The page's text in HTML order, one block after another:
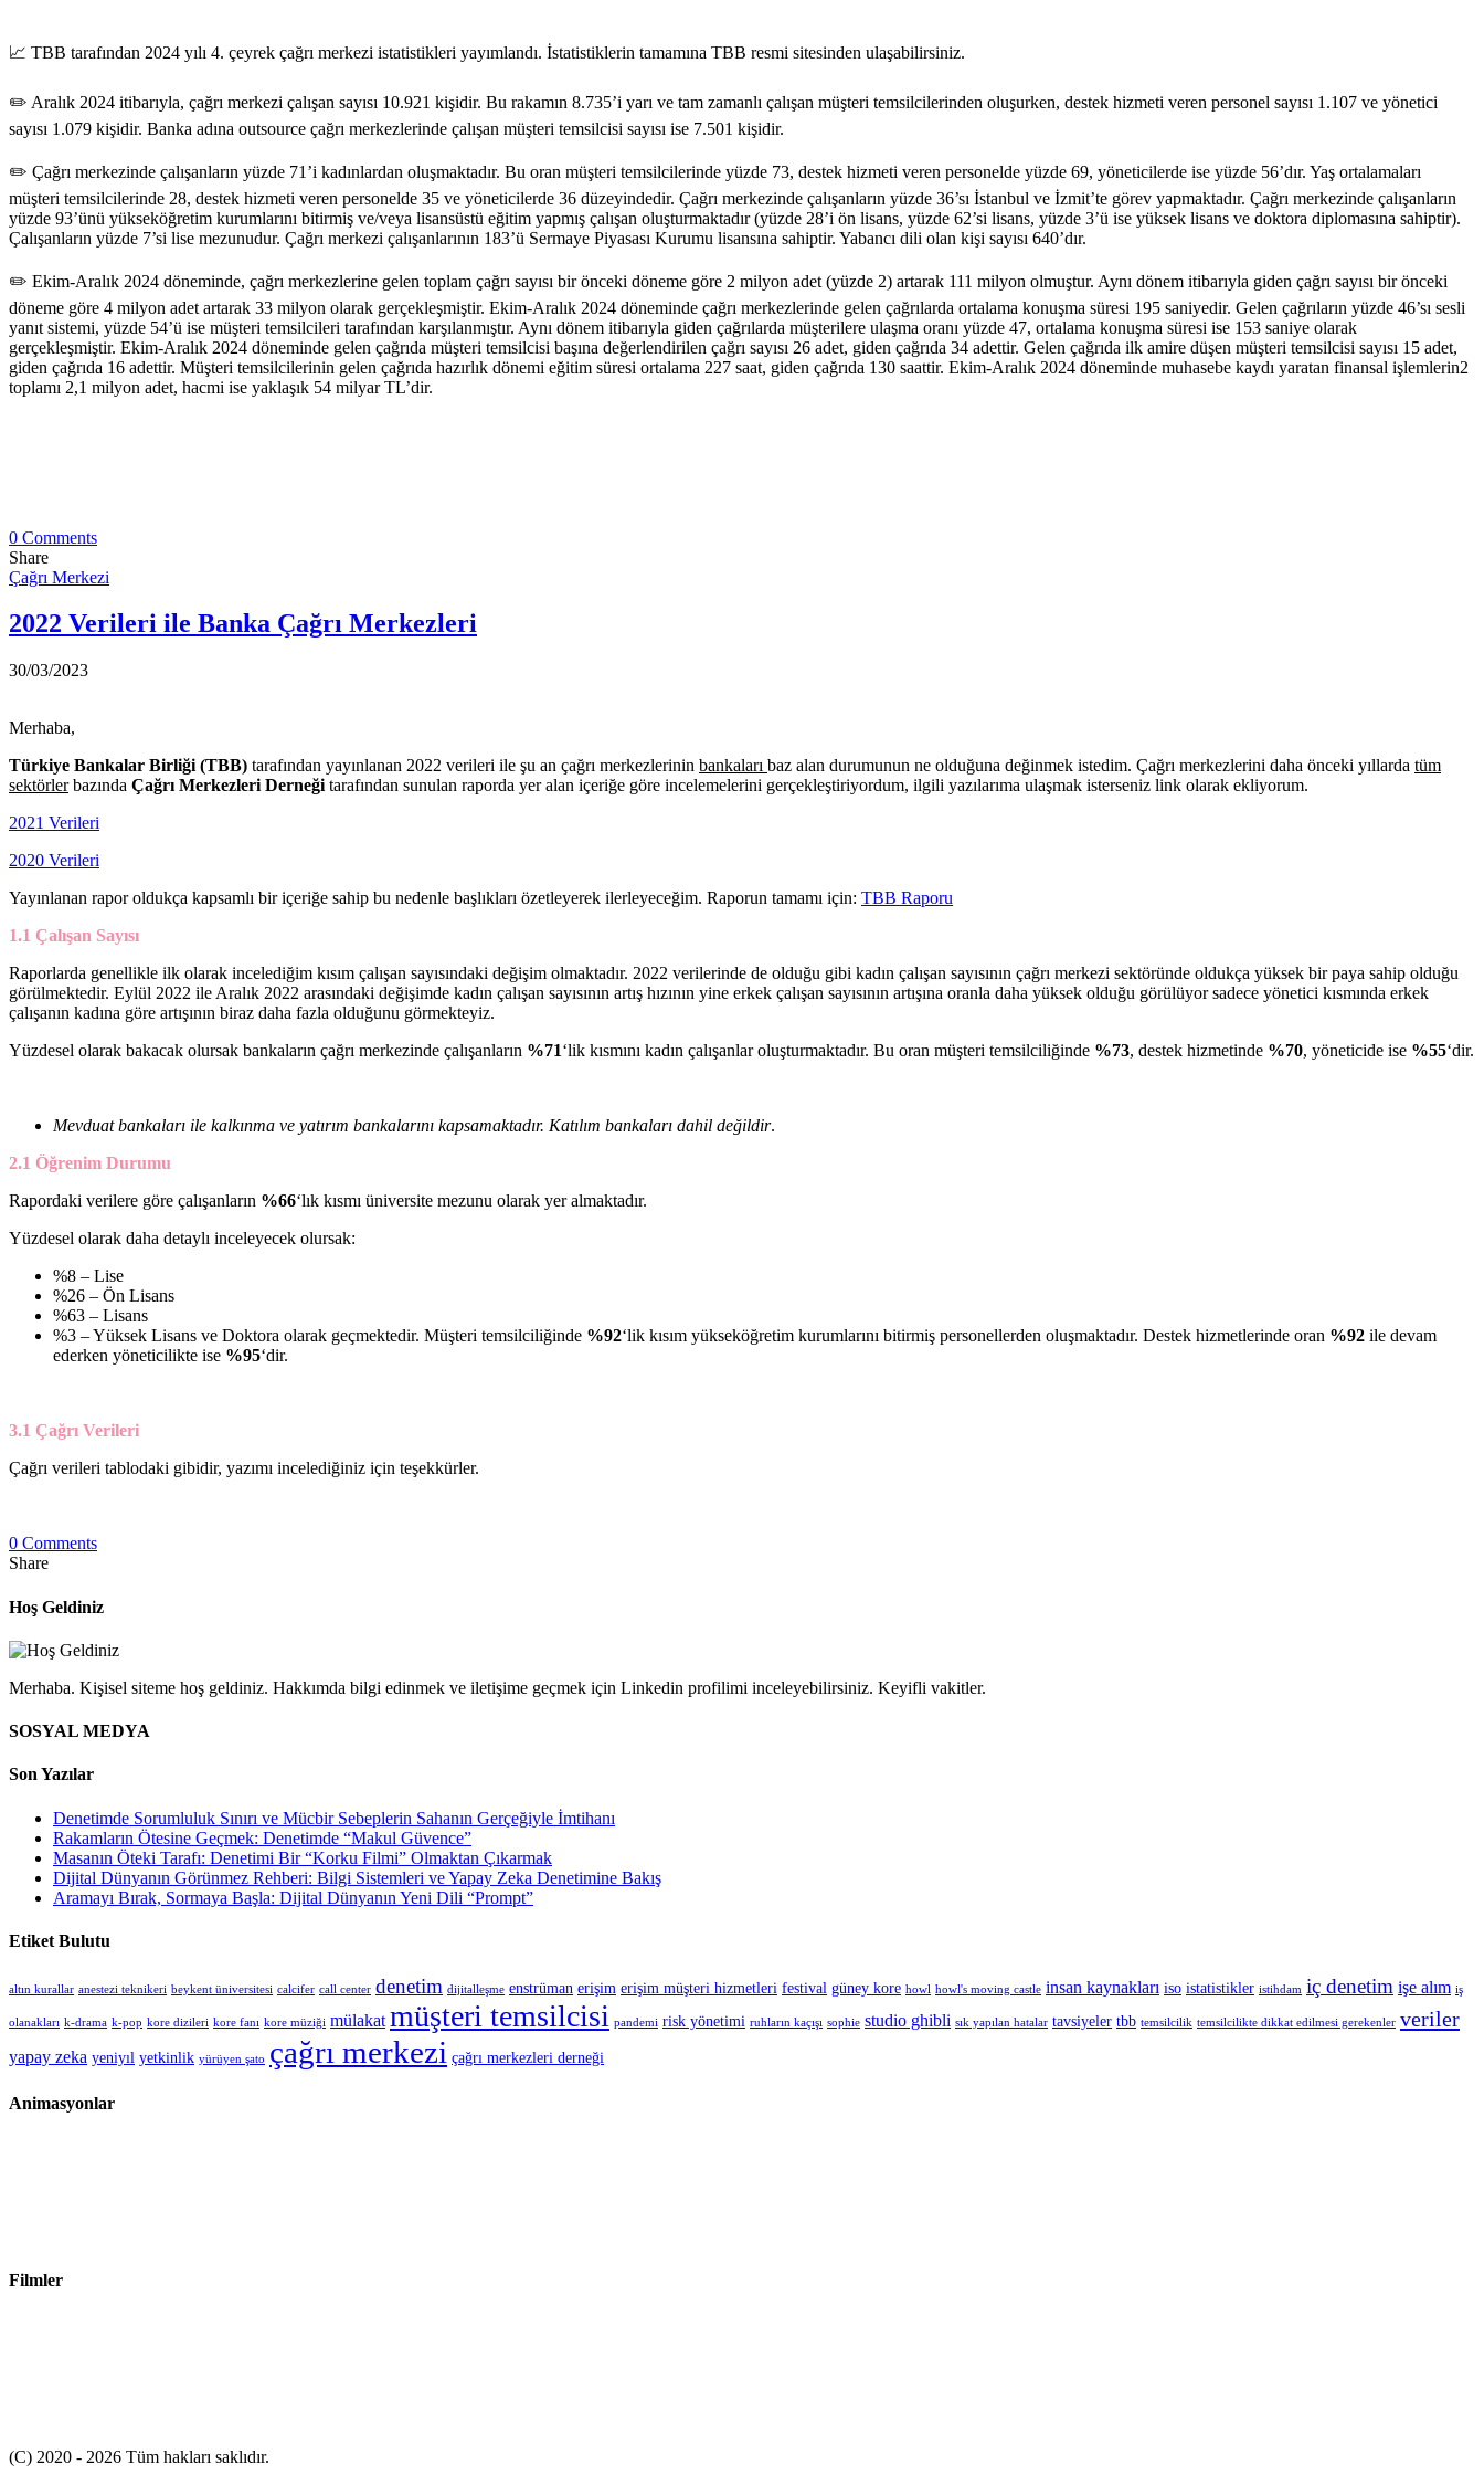
📈 TBB tarafından 2024 yılı 4. çeyrek çağrı merkezi istatistikleri yayımlandı. İstatistiklerin tamamına TBB resmi sitesinden ulaşabilirsiniz.
✏️ Aralık 2024 itibarıyla, çağrı merkezi çalışan sayısı 10.921 kişidir. Bu rakamın 8.735’i yarı ve tam zamanlı çalışan müşteri temsilcilerinden oluşurken, destek hizmeti veren personel sayısı 1.107 ve yönetici
sayısı 1.079 kişidir. Banka adına outsource çağrı merkezlerinde çalışan müşteri temsilcisi sayısı ise 7.501 kişidir.
✏️ Çağrı merkezinde çalışanların yüzde 71’i kadınlardan oluşmaktadır. Bu oran müşteri temsilcilerinde yüzde 73, destek hizmeti veren personelde yüzde 69, yöneticilerde ise yüzde 56’dır. Yaş ortalamaları
müşteri temsilcilerinde 28, destek hizmeti veren personelde 35 ve yöneticilerde 36 düzeyindedir. Çağrı merkezinde çalışanların yüzde 36’sı İstanbul ve İzmit’te görev yapmaktadır. Çağrı merkezinde çalışanların
yüzde 93’ünü yükseköğretim kurumlarını bitirmiş ve/veya lisansüstü eğitim yapmış çalışan oluşturmaktadır (yüzde 28’i ön lisans, yüzde 62’si lisans, yüzde 3’ü ise yüksek lisans ve doktora diplomasına sahiptir).
Çalışanların yüzde 7’si lise mezunudur. Çağrı merkezi çalışanlarının 183’ü Sermaye Piyasası Kurumu lisansına sahiptir. Yabancı dili olan kişi sayısı 640’dır.
✏️ Ekim-Aralık 2024 döneminde, çağrı merkezlerine gelen toplam çağrı sayısı bir önceki döneme göre 2 milyon adet (yüzde 2) artarak 111 milyon olmuştur. Aynı dönem itibarıyla giden çağrı sayısı bir önceki
döneme göre 4 milyon adet artarak 33 milyon olarak gerçekleşmiştir. Ekim-Aralık 2024 döneminde çağrı merkezlerinde gelen çağrılarda ortalama konuşma süresi 195 saniyedir. Gelen çağrıların yüzde 46’sı sesli
yanıt sistemi, yüzde 54’ü ise müşteri temsilcileri tarafından karşılanmıştır. Aynı dönem itibarıyla giden çağrılarda müşterilere ulaşma oranı yüzde 47, ortalama konuşma süresi ise 153 saniye olarak
gerçekleşmiştir. Ekim-Aralık 2024 döneminde gelen çağrıda müşteri temsilcisi başına değerlendirilen çağrı sayısı 26 adet, giden çağrıda 34 adettir. Gelen çağrıda ilk amire düşen müşteri temsilcisi sayısı 15 adet,
giden çağrıda 16 adettir. Müşteri temsilcilerinin gelen çağrıda hazırlık dönemi eğitim süresi ortalama 227 saat, giden çağrıda 130 saattir. Ekim-Aralık 2024 döneminde muhasebe kaydı yaratan finansal işlemlerin2
toplamı 2,1 milyon adet, hacmi ise yaklaşık 54 milyar TL’dir.
0 Comments
Share
Çağrı Merkezi
2022 Verileri ile Banka Çağrı Merkezleri
30/03/2023
Merhaba,
Türkiye Bankalar Birliği (TBB) tarafından yayınlanan 2022 verileri ile şu an çağrı merkezlerinin bankaları baz alan durumunun ne olduğuna değinmek istedim. Çağrı merkezlerini daha önceki yıllarda tüm
sektörlerbazında Çağrı Merkezleri Derneği tarafından sunulan raporda yer alan içeriğe göre incelemelerini gerçekleştiriyordum, ilgili yazılarıma ulaşmak isterseniz link olarak ekliyorum.
2021 Verileri
2020 Verileri
Yayınlanan rapor oldukça kapsamlı bir içeriğe sahip bu nedenle başlıkları özetleyerek ilerleyeceğim. Raporun tamamı için: TBB Raporu
1.1 Çalışan Sayısı
Raporlarda genellikle ilk olarak incelediğim kısım çalışan sayısındaki değişim olmaktadır. 2022 verilerinde de olduğu gibi kadın çalışan sayısının çağrı merkezi sektöründe oldukça yüksek bir paya sahip olduğu
görülmektedir. Eylül 2022 ile Aralık 2022 arasındaki değişimde kadın çalışan sayısının artış hızının yine erkek çalışan sayısının artışına oranla daha yüksek olduğu görülüyor sadece yönetici kısmında erkek
çalışanın kadına göre artışının biraz daha fazla olduğunu görmekteyiz.
Yüzdesel olarak bakacak olursak bankaların çağrı merkezinde çalışanların %71‘lik kısmını kadın çalışanlar oluşturmaktadır. Bu oran müşteri temsilciliğinde %73, destek hizmetinde %70, yöneticide ise %55‘dir.
Mevduat bankaları ile kalkınma ve yatırım bankalarını kapsamaktadır. Katılım bankaları dahil değildir.
2.1 Öğrenim Durumu
Rapordaki verilere göre çalışanların %66‘lık kısmı üniversite mezunu olarak yer almaktadır.
Yüzdesel olarak daha detaylı inceleyecek olursak:
%8 – Lise
%26 – Ön Lisans
%63 – Lisans
%3 – Yüksek Lisans ve Doktora olarak geçmektedir. Müşteri temsilciliğinde %92‘lik kısım yükseköğretim kurumlarını bitirmiş personellerden oluşmaktadır. Destek hizmetlerinde oran %92 ile devam
ederken yöneticilikte ise %95‘dir.
3.1 Çağrı Verileri
Çağrı verileri tablodaki gibidir, yazımı incelediğiniz için teşekkürler.
0 Comments
Share
Hoş Geldiniz
Merhaba. Kişisel siteme hoş geldiniz. Hakkımda bilgi edinmek ve iletişime geçmek için Linkedin profilimi inceleyebilirsiniz. Keyifli vakitler.
SOSYAL MEDYA
Son Yazılar
Denetimde Sorumluluk Sınırı ve Mücbir Sebeplerin Sahanın Gerçeğiyle İmtihanı
Rakamların Ötesine Geçmek: Denetimde “Makul Güvence”
Masanın Öteki Tarafı: Denetimi Bir “Korku Filmi” Olmaktan Çıkarmak
Dijital Dünyanın Görünmez Rehberi: Bilgi Sistemleri ve Yapay Zeka Denetimine Bakış
Aramayı Bırak, Sormaya Başla: Dijital Dünyanın Yeni Dili “Prompt”
Etiket Bulutu
altın kurallar anestezi teknikeri beykent üniversitesi calcifer call center denetim dijitalleşme enstrüman erişim erişim müşteri hizmetleri festival güney kore howl howl's moving castle insan kaynakları iso istatistikler istihdam iç denetim işe alım iş
olanakları k-drama k-pop kore dizileri kore fanı kore müziği mülakat müşteri temsilcisi pandemi risk yönetimi ruhların kaçışı sophie studio ghibli sık yapılan hatalar tavsiyeler tbb temsilcilik temsilcilikte dikkat edilmesi gerekenler veriler
yapay zeka yeniyıl yetkinlik yürüyen şato çağrı merkezi çağrı merkezleri derneği
Animasyonlar
Filmler
(C) 2020 - 2026 Tüm hakları saklıdır.